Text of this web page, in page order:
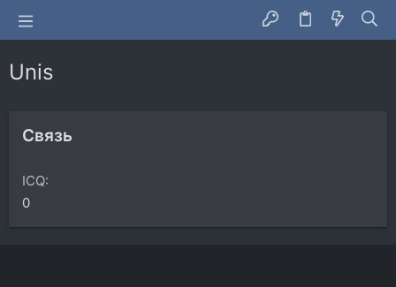
Unis
Связь
ICQ
0